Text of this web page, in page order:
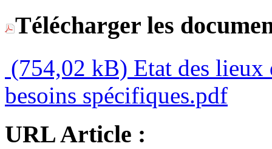
Télécharger les
(754,02 kB) Etat des lieux
besoins spécifiques.pdf
URL Article :